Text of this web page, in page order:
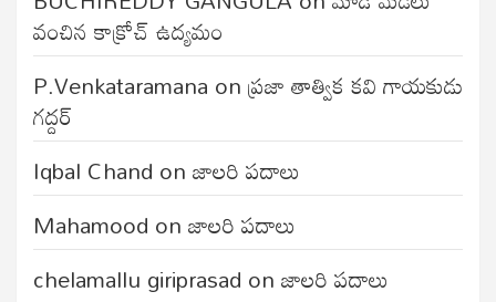
వంచిన కాక్రోచ్ ఉద్యమం
P.Venkataramana onప్రజా తాత్విక కవి గాయకుడు
గద్దర్
Iqbal Chand onజాలరి పదాలు
Mahamood onజాలరి పదాలు
chelamallu giriprasad onజాలరి పదాలు